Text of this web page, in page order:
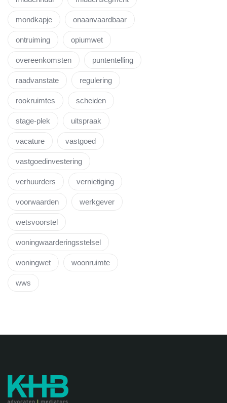
mondkapje onaanvaardbaar
ontruiming opiumwet
overeenkomsten puntentelling
raadvanstate regulering
rookruimtes scheiden
stage-plek uitspraak
vacature vastgoed
vastgoedinvestering
verhuurders vernietiging
voorwaarden werkgever
wetsvoorstel
woningwaarderingsstelsel
woningwet woonruimte
wws